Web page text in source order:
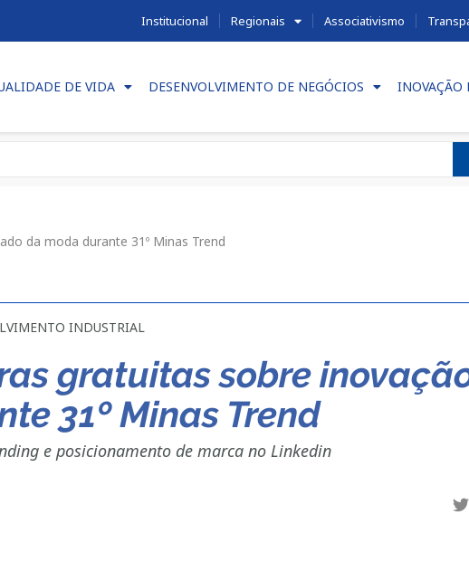
Institucional Regionais Associativismo
DE VIDA DESENVOLVIMENTO DE NEGÓCIOS INOVAÇÃO
da moda durante 31º Minas Trend
INDUSTRIAL
gratuitas sobre
31º Minas Trend
e posicionamento de marca no Linkedin